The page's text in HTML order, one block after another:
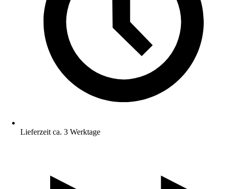
Lieferzeit ca. 3 Werktage